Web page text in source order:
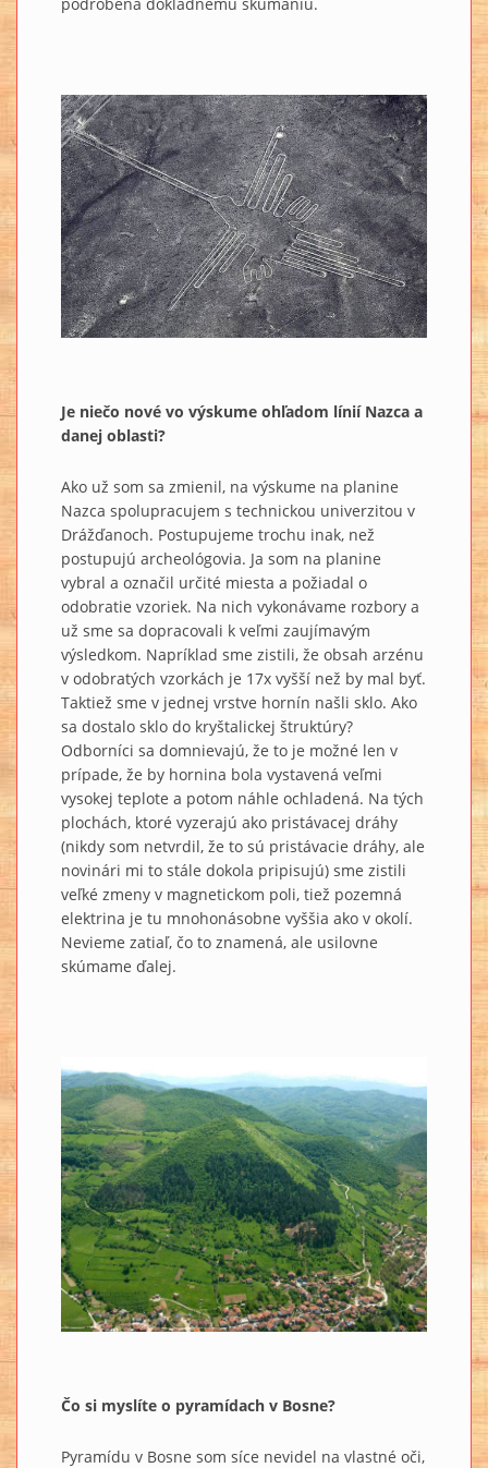
Je niečo nové vo výskume ohľadom línií Nazca a
danej oblasti?
Ako už som sa zmienil, na výskume na planine
Nazca spolupracujem s technickou univerzitou v
Drážďanoch. Postupujeme trochu inak, než
postupujú archeológovia. Ja som na planine
vybral a označil určité miesta a požiadal o
odobratie vzoriek. Na nich vykonávame rozbory a
už sme sa dopracovali k veľmi zaujímavým
výsledkom. Napríklad sme zistili, že obsah arzénu
v odobratých vzorkách je 17x vyšší než by mal byť.
Taktiež sme v jednej vrstve hornín našli sklo. Ako
sa dostalo sklo do kryštalickej štruktúry?
Odborníci sa domnievajú, že to je možné len v
prípade, že by hornina bola vystavená veľmi
vysokej teplote a potom náhle ochladená. Na tých
plochách, ktoré vyzerajú ako pristávacej dráhy
(nikdy som netvrdil, že to sú pristávacie dráhy, ale
novinári mi to stále dokola pripisujú) sme zistili
veľké zmeny v magnetickom poli, tiež pozemná
elektrina je tu mnohonásobne vyššia ako v okolí.
Nevieme zatiaľ, čo to znamená, ale usilovne
skúmame ďalej.
Čo si myslíte o pyramídach v Bosne?
Pyramídu v Bosne som síce nevidel na vlastné oči,